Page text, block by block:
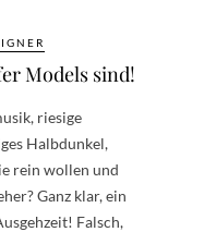
Models sind!
riesige
Halbdunkel,
rein wollen und
Ganz klar, ein
Falsch,